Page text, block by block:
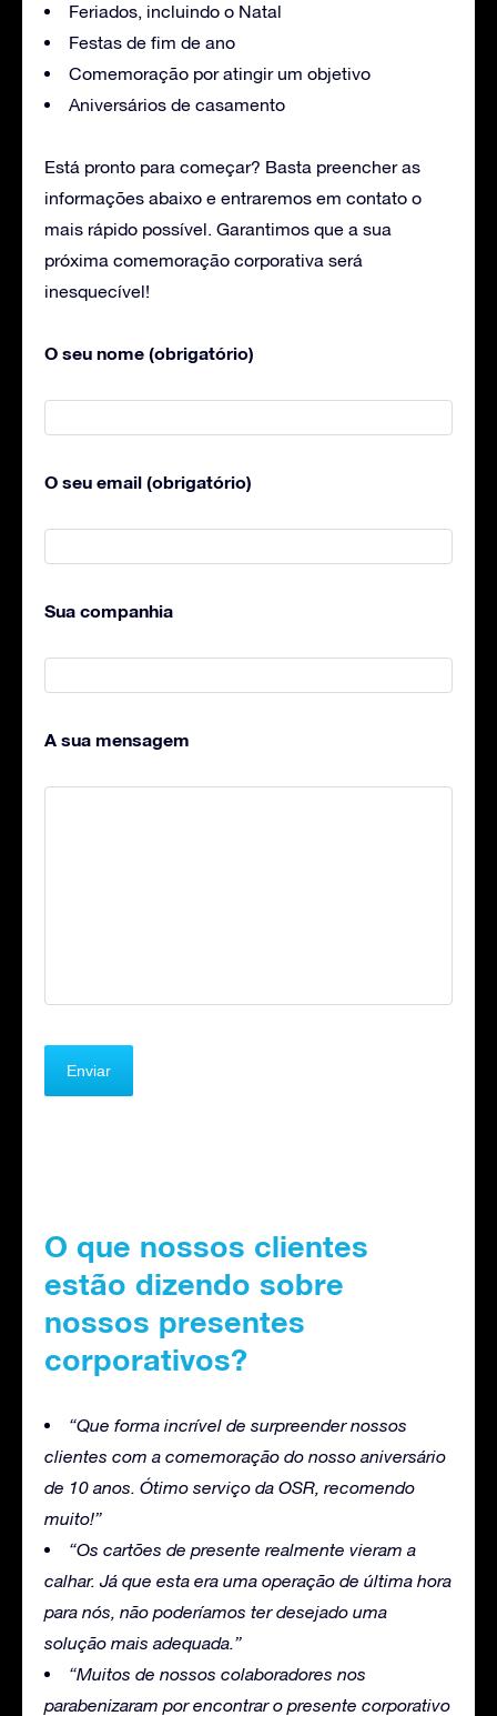
Feriados, incluindo o Natal
Festas de fim de ano
Comemoração por atingir um objetivo
Aniversários de casamento
Está pronto para começar? Basta preencher as
informações abaixo e entraremos em contato o
mais rápido possível. Garantimos que a sua
próxima comemoração corporativa será
inesquecível!
O seu nome (obrigatório)
O seu email (obrigatório)
Sua companhia
A sua mensagem
O que nossos clientes
estão dizendo sobre
nossos presentes
corporativos?
“Que forma incrível de surpreender nossos
clientes com a comemoração do nosso aniversário
de 10 anos. Ótimo serviço da OSR, recomendo
muito!”
“Os cartões de presente realmente vieram a
calhar. Já que esta era uma operação de última hora
para nós, não poderíamos ter desejado uma
solução mais adequada.”
“Muitos de nossos colaboradores nos
parabenizaram por encontrar o presente corporativo